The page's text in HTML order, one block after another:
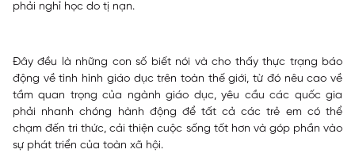
phải nghỉ học do tị nạn.
Đây đều là những con số biết nói và cho thấy thực trạng báo
động về tình hình giáo dục trên toàn thế giới, từ đó nêu cao về
tầm quan trọng của ngành giáo dục, yêu cầu các quốc gia
phải nhanh chóng hành động để tất cả các trẻ em có thể
chạm đến tri thức, cải thiện cuộc sống tốt hơn và góp phần vào
sự phát triển của toàn xã hội.